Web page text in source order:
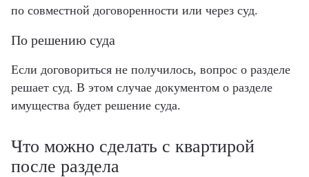
по совместной договоренности или через суд.
По решению суда
Если договориться не получилось, вопрос о разделе
решает суд. В этом случае документом о разделе
имущества будет решение суда.
Что можно сделать с квартирой
после раздела